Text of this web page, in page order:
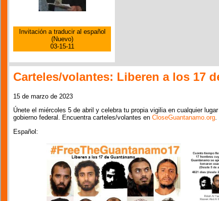
Invitación a traducir al español
(Nuevo)
03-15-11
Carteles/volantes: Liberen a los 17
15 de marzo de 2023
Únete el miércoles 5 de abril y celebra tu propia vigilia en cualquier
gobierno federal. Encuentra carteles/volantes en CloseGuantanamo.org.
Español: